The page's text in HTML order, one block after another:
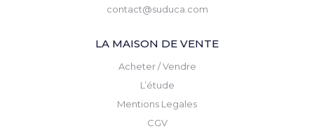
contact@suduca.com
LA MAISON DE VENTE
Acheter / Vendre
L’étude
Mentions Legales
CGV